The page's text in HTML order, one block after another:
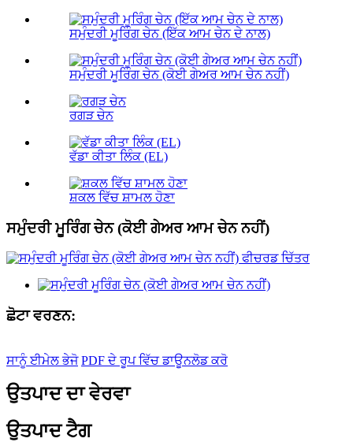
ਸਮੁੰਦਰੀ ਮੂਰਿੰਗ ਚੇਨ (ਇੱਕ ਆਮ ਚੇਨ ਦੇ ਨਾਲ)
ਸਮੁੰਦਰੀ ਮੂਰਿੰਗ ਚੇਨ (ਕੋਈ ਗੇਅਰ ਆਮ ਚੇਨ ਨਹੀਂ)
ਰਗੜ ਚੇਨ
ਵੱਡਾ ਕੀਤਾ ਲਿੰਕ (EL)
ਸ਼ਕਲ ਵਿੱਚ ਸ਼ਾਮਲ ਹੋਣਾ
ਸਮੁੰਦਰੀ ਮੂਰਿੰਗ ਚੇਨ (ਕੋਈ ਗੇਅਰ ਆਮ ਚੇਨ ਨਹੀਂ)
ਛੋਟਾ ਵਰਣਨ:
ਸਾਨੂੰ ਈਮੇਲ ਭੇਜੋ PDF ਦੇ ਰੂਪ ਵਿੱਚ ਡਾਊਨਲੋਡ ਕਰੋ
ਉਤਪਾਦ ਦਾ ਵੇਰਵਾ
ਉਤਪਾਦ ਟੈਗ